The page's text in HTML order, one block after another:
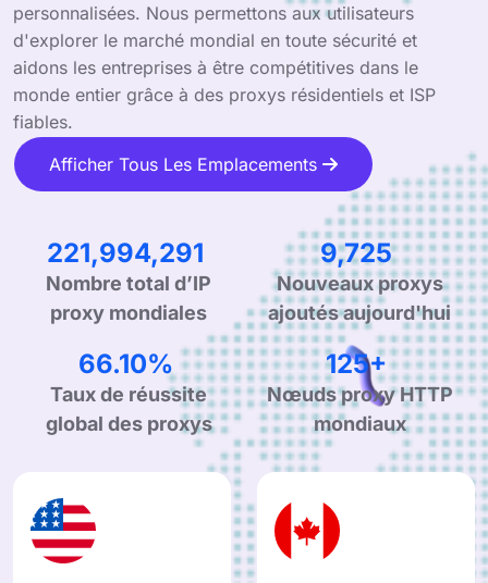
personnalisées. Nous permettons aux utilisateurs
d'explorer le marché mondial en toute sécurité et
aidons les entreprises à être compétitives dans le
monde entier grâce à des proxys résidentiels et ISP
fiables.
Afficher Tous Les Emplacements
333,181,827
Nombre total d’IP
proxy mondiales
14,597
Nouveaux proxys
ajoutés aujourd'hui
99.90%
Taux de réussite
global des proxys
190+
Nœuds proxy HTTP
mondiaux